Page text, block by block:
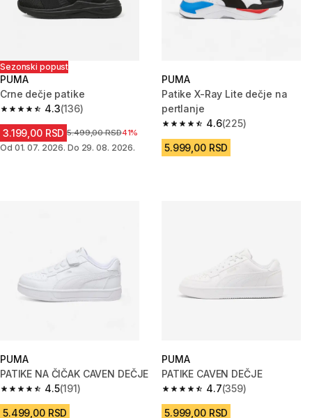
Sezonski popust
PUMA
Crne dečje patike
4.3
4.3 od 5 zvezdica from 136 Recenzije
(136)
3.199,00 RSD Cena pre sniženja
5.499,00 RSD41%
Od 01. 07. 2026. Do 29. 08. 2026.
PUMA
Patike X-Ray Lite dečje na
pertlanje
4.6
4.6 od 5 zvezdica from 225
(225)
5.999,00 RSD
PUMA
PATIKE NA ČIČAK CAVEN DEČJE
4.5
4.5 od 5 zvezdica from 191 Recenzije
(191)
5.499,00 RSD
PUMA
PATIKE CAVEN DEČJE
4.7
4.7 od 5 zvezdica from 359
(359)
5.999,00 RSD